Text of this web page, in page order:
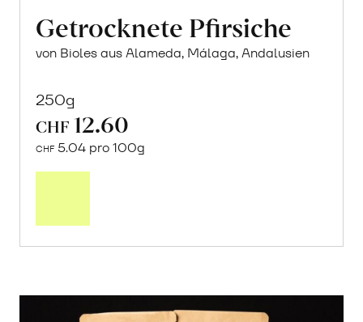
Getrocknete Pfirsiche
von Bioles aus Alameda, Málaga, Andalusien
250g
CHF 12.60
CHF 5.04 pro 100g